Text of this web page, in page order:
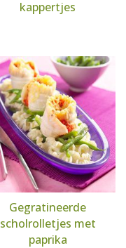
kappertjes
Gegratineerde
scholrolletjes met
paprika